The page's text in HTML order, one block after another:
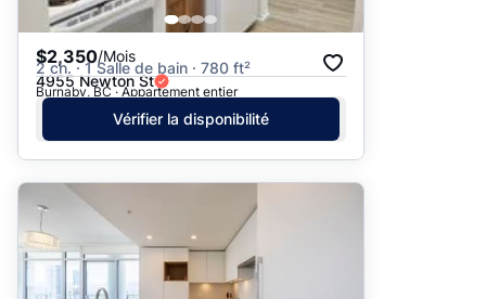
$2,350/Mois
2 ch. · 1 Salle de bain · 780 ft²
4955 Newton St
Burnaby, BC · Appartement entier
Vérifier la disponibilité